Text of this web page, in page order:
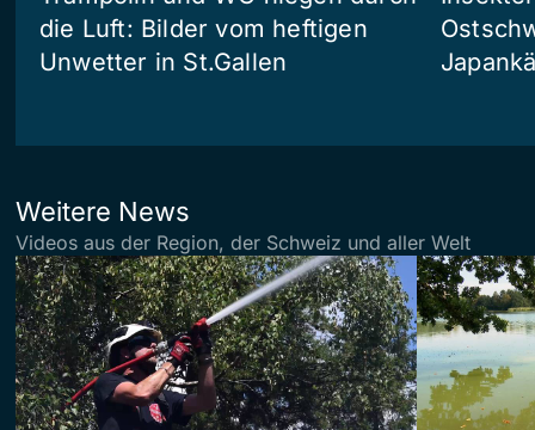
die Luft: Bilder vom heftigen
Unwetter in St.Gallen
Weitere News
Videos aus der Region, der Schweiz und aller Welt